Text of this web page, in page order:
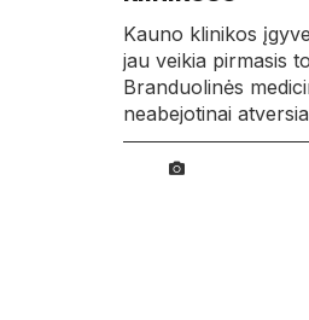
Kauno klinikos
jau veikia pirmasis
Branduolinės
neabejotinai